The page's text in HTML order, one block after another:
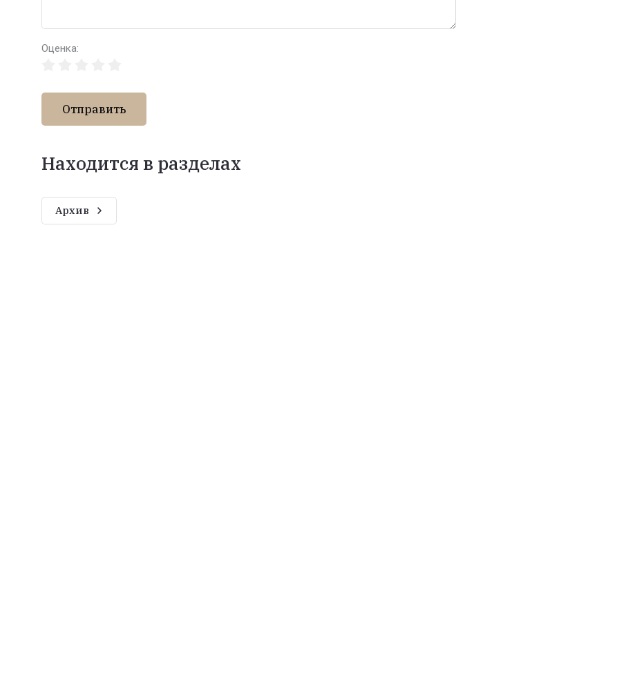
Оценка:
Отправить
Находится в разделах
Архив